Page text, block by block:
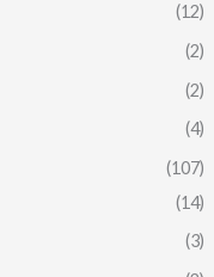
(12)
(2)
(2)
(4)
(107)
(14)
(3)